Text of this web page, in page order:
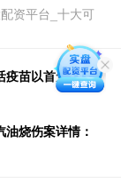
资平台_十大可
疫苗以首免两
烧伤案详情：